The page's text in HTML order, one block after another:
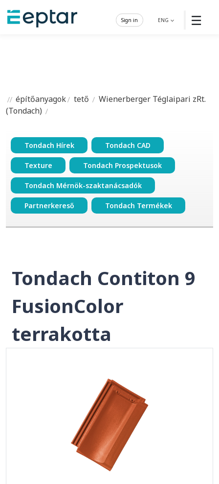
☰
ENG
Sign in
építőanyagok tető
Wienerberger Téglaipari zRt.
(Tondach)
Tondach Hírek Tondach CAD
Texture Tondach Prospektusok
Tondach Mérnök-szaktanácsadók
Partnerkereső Tondach Termékek
Tondach Contiton 9
FusionColor
terrakotta